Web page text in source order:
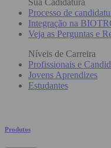
Processo de
Integração na
Veja as Perguntas e
Níveis de Carreira
Profissionais e
Jovens Aprendizes
Estudantes
Produtos